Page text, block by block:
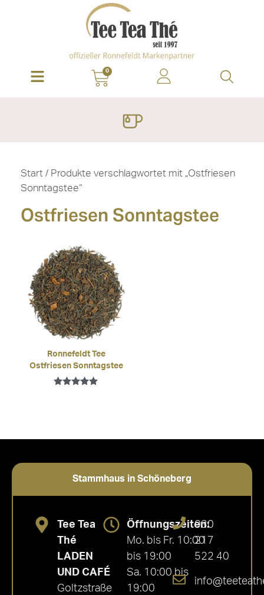
0
Start / Produkte verschlagwortet mit „Ostfriesen
Sonntagstee“
Ostfriesen Sonntagstee
Ronnefeldt Tee
Ostfriesen Sonntagstee
Stammhaus in Schöneberg
Tee Tea
Thé
LADEN
UND CAFÉ
Goltzstraße
Öffnungszeiten:
Mo. bis Fr. 10:00
bis 19:00
Sa. 10:00 bis
19:00
030
217
522 40